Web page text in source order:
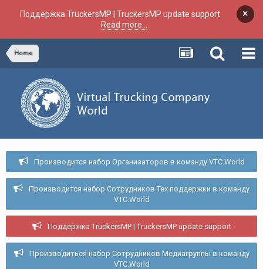
Поддержка TruckersMP | TruckersMP update support
Read more...
×
Home
Производится набор Организаторов в команду VTC.World
Производится набор Сотрудников Тех.поддержки в команду
VTC.World
Поддержка TruckersMP | TruckersMP update support
Производиться набор Сотрудников Медиагруппы в команду
VTC.World